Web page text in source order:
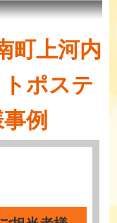
町上河内
ポステ
例